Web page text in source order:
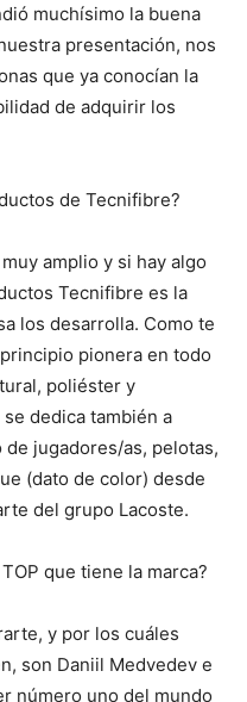
muchísimo la buena
presentación, nos
que ya conocían la
de adquirir los
de Tecnifibre?
amplio y si hay algo
Tecnifibre es la
los desarrolla. Como te
pionera en todo
poliéster y
dedica también a
jugadores/as, pelotas,
(dato de color) desde
del grupo Lacoste.
que tiene la marca?
y por los cuáles
son Daniil Medvedev e
número uno del mundo